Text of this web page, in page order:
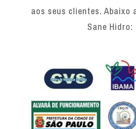
aos seus clientes. Abaixo
Sane Hidro: